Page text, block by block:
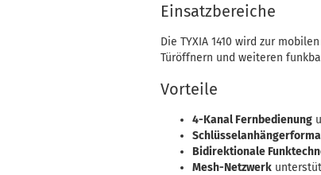
Einsatzbereiche
Die TYXIA 1410 wird zur
Türöffnern und weiteren
Vorteile
4-Kanal Fernbedienung
Bidirektionale
Mesh-Netzwerk